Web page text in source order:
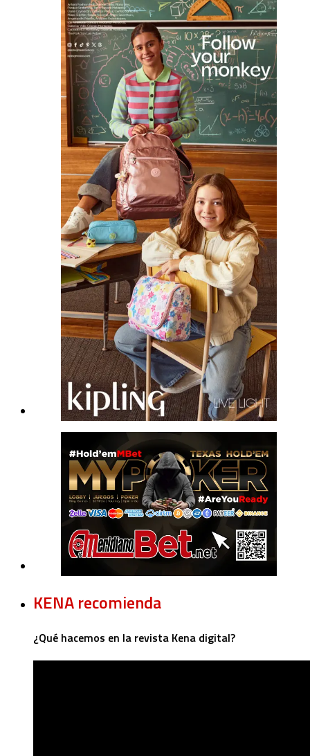
KENA recomienda
¿Qué hacemos en la revista Kena digital?